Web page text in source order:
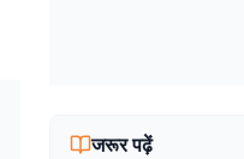
जरूर पढ़ें